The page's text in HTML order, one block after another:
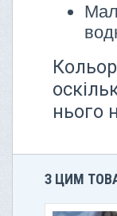
нього
З ЦИМ